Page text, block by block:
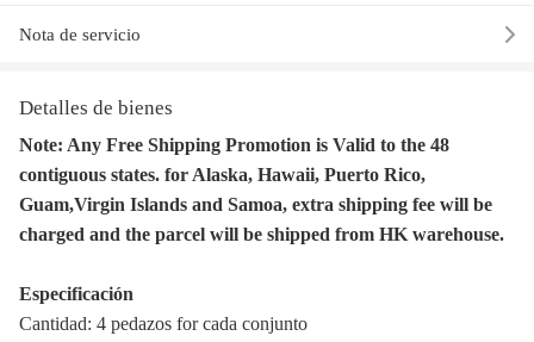
Nota de servicio
Detalles de bienes
Note: Any Free Shipping Promotion is Valid to the 48
contiguous states. for Alaska, Hawaii, Puerto Rico,
Guam,Virgin Islands and Samoa, extra shipping fee will be
charged and the parcel will be shipped from HK warehouse.
Especificación
Cantidad: 4 pedazos for cada conjunto